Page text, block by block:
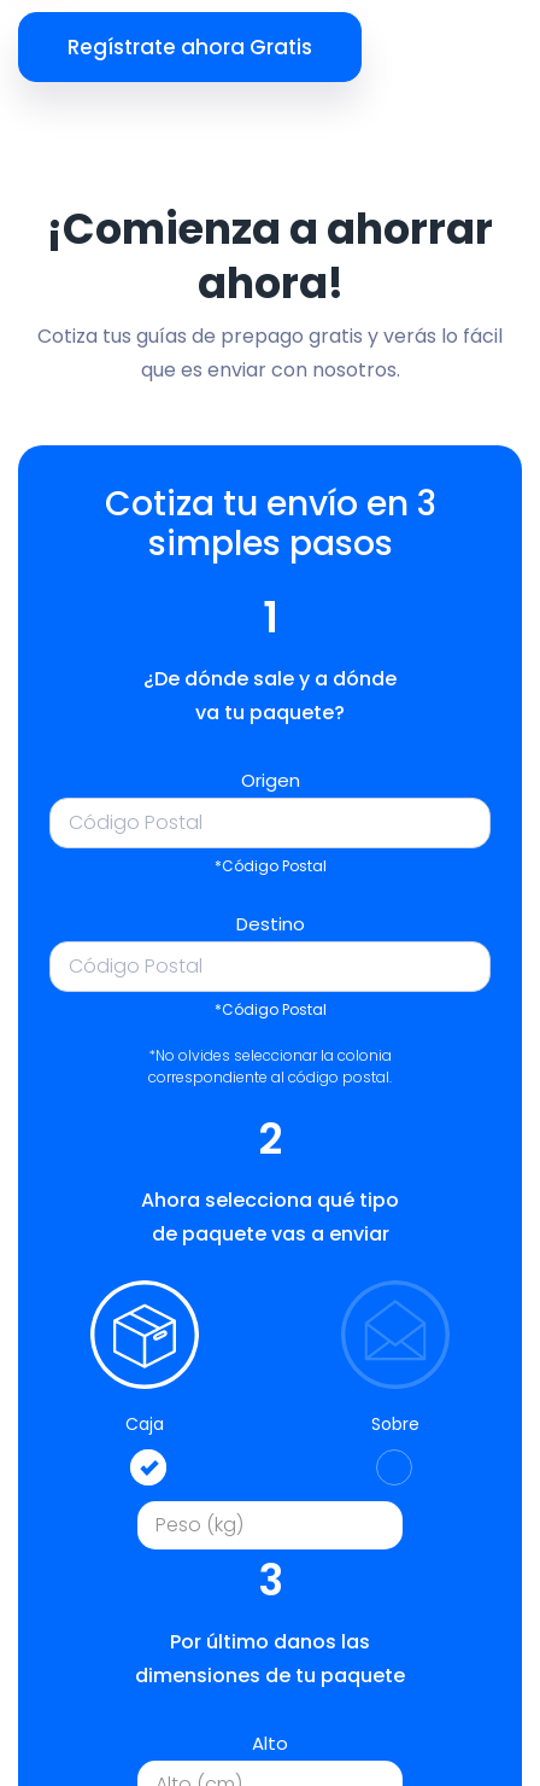
Regístrate ahora Gratis
¡Comienza a ahorrar
ahora!
Cotiza tus guías de prepago gratis y verás lo fácil
que es enviar con nosotros.
Cotiza tu envío en 3
simples pasos
1
¿De dónde sale y a dónde
va tu paquete?
Origen
*Código Postal
Destino
*Código Postal
*No olvides seleccionar la colonia
correspondiente al código postal.
2
Ahora selecciona qué tipo
de paquete vas a enviar
Caja Sobre
3
Por último danos las
dimensiones de tu paquete
Alto